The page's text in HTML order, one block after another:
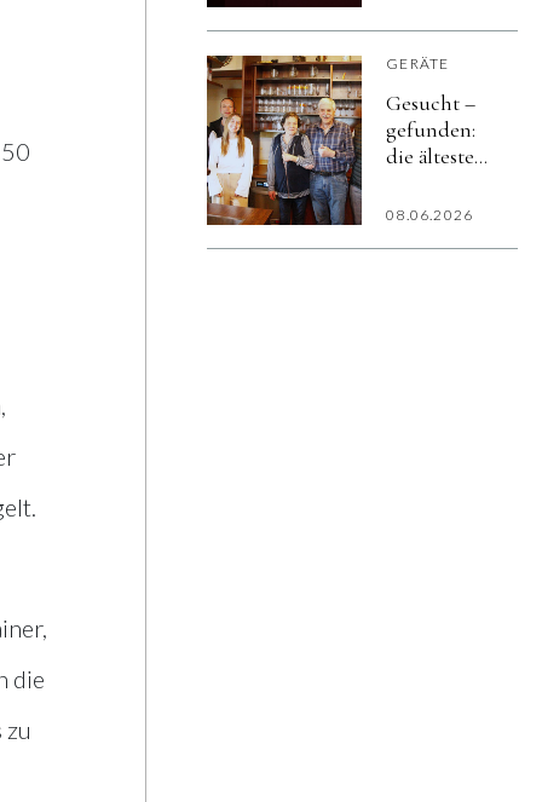
die
Plus
GERÄTE
Gesucht –
gefunden:
die älteste
Österreichs
08.06.2026